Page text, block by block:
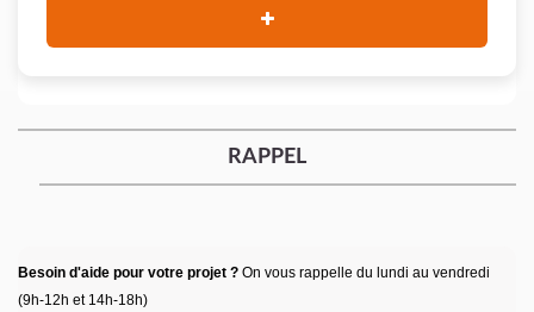
RAPPEL
Besoin d'aide pour votre projet ? On vous rappelle du lundi au vendredi
(9h-12h et 14h-18h)